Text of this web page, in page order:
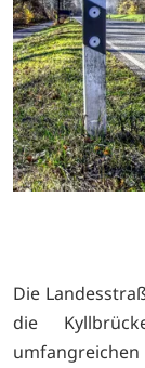
Die
die